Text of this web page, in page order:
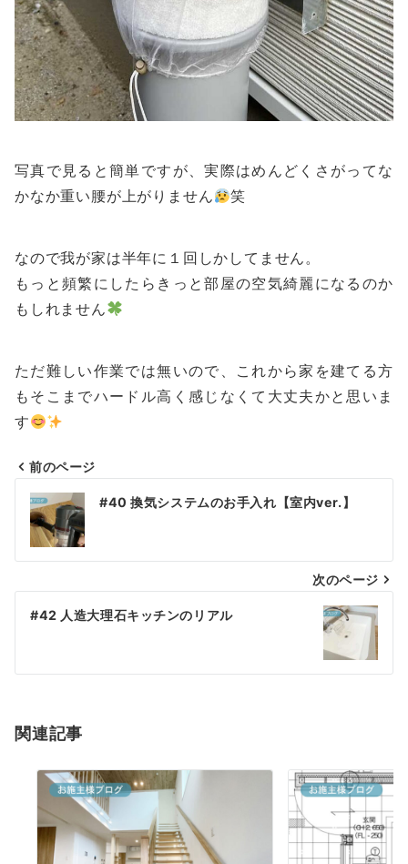
写真で見ると簡単ですが、実際はめんどくさがってな
かなか重い腰が上がりません
笑
なので我が家は半年に１回しかしてません。
もっと頻繁にしたらきっと部屋の空気綺麗になるのか
もしれません
ただ難しい作業では無いので、これから家を建てる方
もそこまでハードル高く感じなくて大丈夫かと思いま
す
投
稿
ナ
ビ
ョ
前のページ
#40 換気システムのお手入れ【室内ver.】
次のページ
#42 人造大理石キッチンのリアル
関連記事